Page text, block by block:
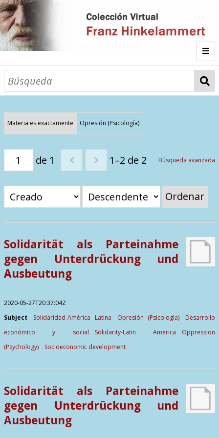
Inicio
Galería
Listado por
Categorías
Todos los documentos
Materias
Sitios de Interés
Contactos
Fichas
Materia es exactamente Opresión (Psicología)
de 1 1–2 de 2 Búsqueda avanzada
Ordenar
Solidarität als Parteinahme
gegen Unterdrückung und
Ausbeutung
2020-05-27T20:37:04Z
Subject
Solidaridad-América Latina Opresión (Psicología)
Desarrollo
económico y social
Solidarity-Latin America
Oppression
(Psychology)
Socioeconomic development
Solidarität als Parteinahme
gegen Unterdrückung und
Ausbeutung